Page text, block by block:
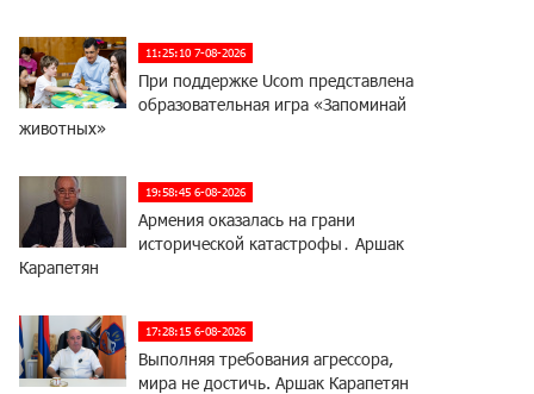
11:25:10 7-08-2026
При поддержке Ucom представлена
образовательная игра «Запоминай
животных»
19:58:45 6-08-2026
Армения оказалась на грани
исторической катастрофы․ Аршак
Карапетян
17:28:15 6-08-2026
Выполняя требования агрессора,
мира не достичь. Аршак Карапетян